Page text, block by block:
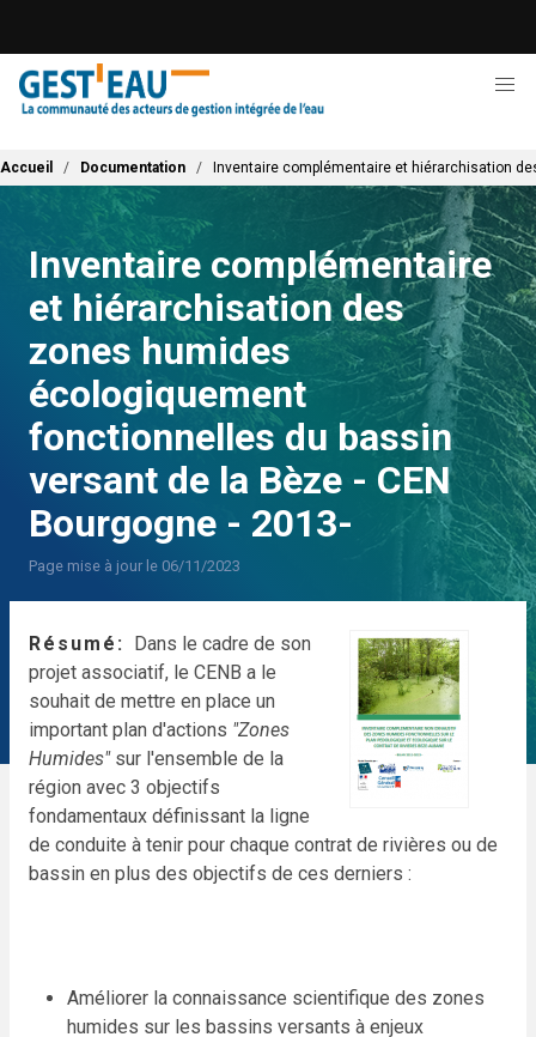
contenu
principal
Fil d'Ariane
Accueil Documentation Inventaire complémentaire et hiérarchisation
Inventaire complémentaire
et hiérarchisation des
zones humides
écologiquement
fonctionnelles du bassin
versant de la Bèze - CEN
Bourgogne - 2013-
Page mise à jour le 06/11/2023
Résumé
Dans le cadre de son
projet associatif, le CENB a le
souhait de mettre en place un
important plan d'actions "Zones
Humides"sur l'ensemble de la
région avec 3 objectifs
fondamentaux définissant la ligne
de conduite à tenir pour chaque contrat de rivières ou de
bassin en plus des objectifs de ces derniers :
Améliorer la connaissance scientifique des zones
humides sur les bassins versants à enjeux